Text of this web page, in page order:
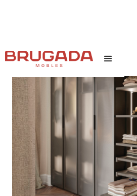
INICI/TEXT LINK/AMALFI